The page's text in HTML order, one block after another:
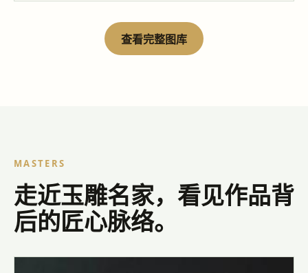
查看完整图库
MASTERS
走近玉雕名家，看见作品背
后的匠心脉络。